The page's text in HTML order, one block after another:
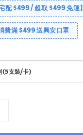
配 $499 / 超取 $499 免運】
費滿 $499 送興安口罩